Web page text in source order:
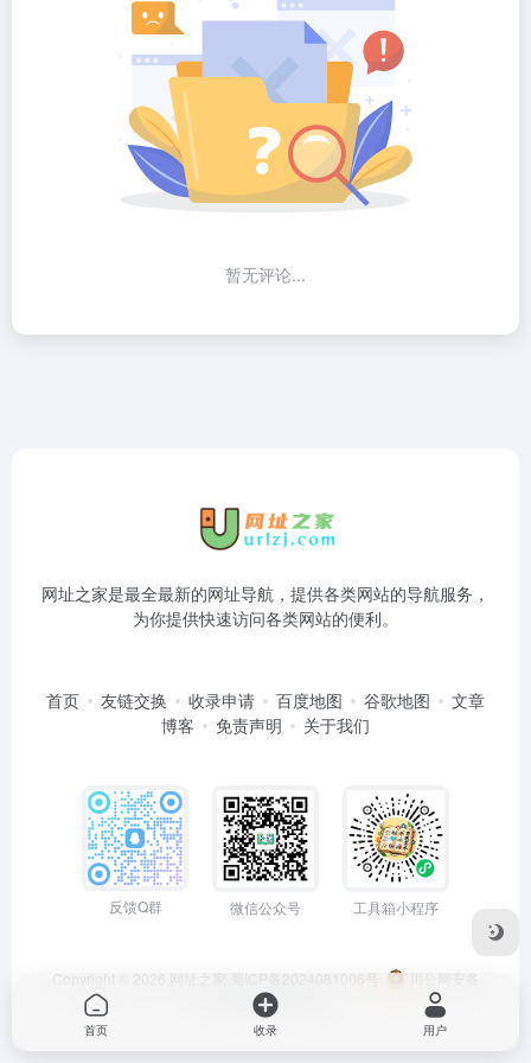
暂无评论...
网址之家是最全最新的网址导航，提供各类网站的导航服务，
为你提供快速访问各类网站的便利。
首页 友链交换 收录申请 百度地图 谷歌地图
文章
博客
免责声明 关于我们
反馈Q群 微信公众号 工具箱小程序
Copyright © 2026 网址之家 蜀ICP备2024081006号
川公网安备
51050202000563号
首页 收录 用户